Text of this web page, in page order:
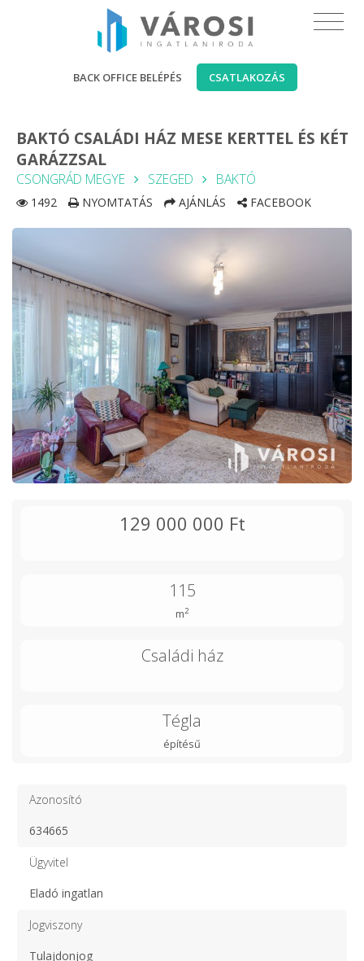
BACK OFFICE BELÉPÉS CSATLAKOZÁS
BAKTÓ CSALÁDI HÁZ MESE KERTTEL ÉS KÉT
GARÁZZSAL
CSONGRÁD MEGYE SZEGED BAKTÓ
1492 NYOMTATÁS AJÁNLÁS FACEBOOK
129 000 000 Ft
115
m2
Családi ház
Tégla
építésű
Azonosító
634665
Ügyvitel
Eladó ingatlan
Jogviszony
Tulajdonjog